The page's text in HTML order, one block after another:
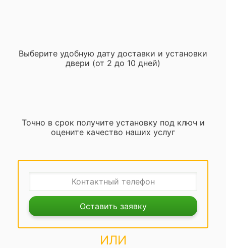
Выберите удобную дату доставки и установки
двери (от 2 до 10 дней)
Точно в срок получите установку под ключ и
оцените качество наших услуг
Оставить заявку
ИЛИ